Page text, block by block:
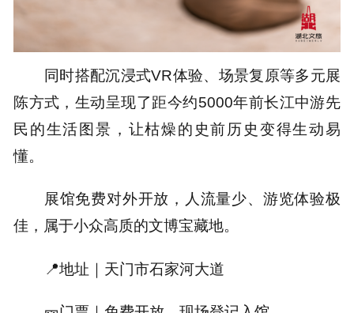
同时搭配沉浸式VR体验、场景复原等多元展
陈方式，生动呈现了距今约5000年前长江中游先
民的生活图景，让枯燥的史前历史变得生动易
懂。
展馆免费对外开放，人流量少、游览体验极
佳，属于小众高质的文博宝藏地。
📍地址｜ 天门市石家河大道